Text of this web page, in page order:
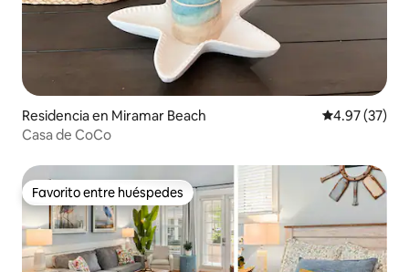
Residencia en Miramar Beach Calificación
4.97 (37)
Casa de CoCo
Favorito entre huéspedes
Favorito entre huéspedes